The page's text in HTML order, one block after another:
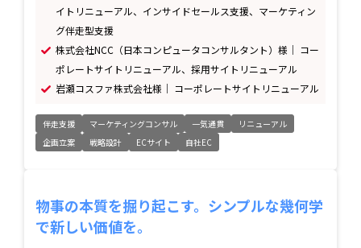
イトリニューアル、インサイドセールス支援、マーケティン
グ伴走型支援
株式会社NCC（日本コンピュータコンサルタント）様｜ コー
ポレートサイトリニューアル、採用サイトリニューアル
岩瀬コスファ株式会社様｜ コーポレートサイトリニューアル
伴走支援 マーケティングコンサル 一気通貫
リニューアル
企画立案
戦略設計 ECサイト 自社EC
物事の本質を掘り起こす。シンプルな幾何学
で新しい価値を。